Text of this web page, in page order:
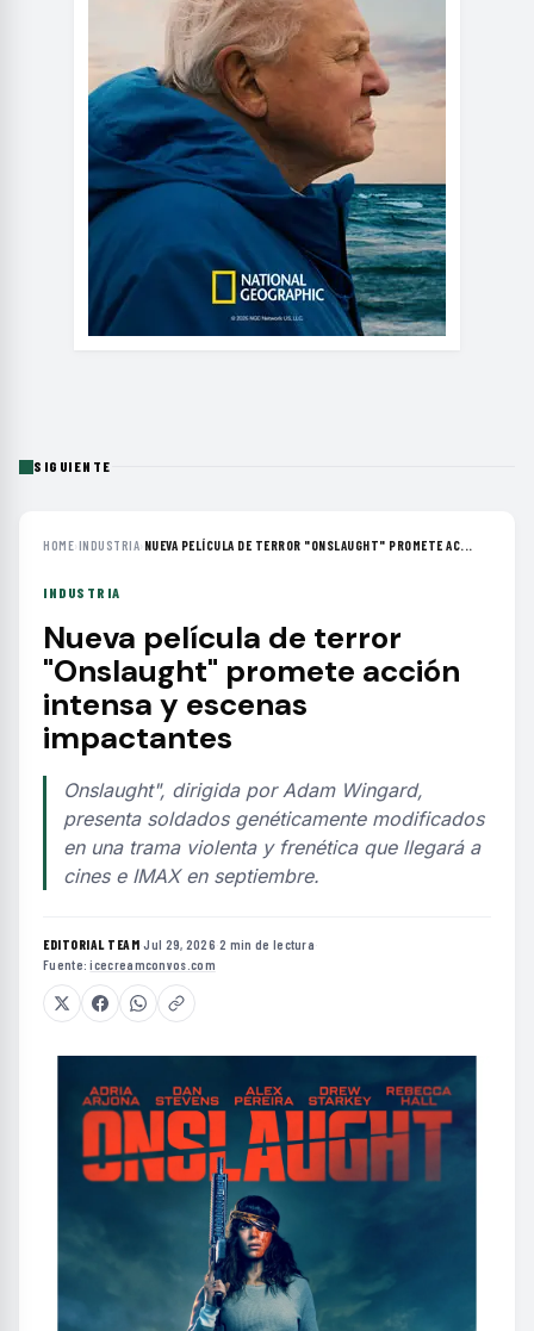
SIGUIENTE
HOME›INDUSTRIA› NUEVA PELÍCULA DE TERROR "ONSLAUGHT" PROMETE AC...
INDUSTRIA
Nueva película de terror
"Onslaught" promete acción
intensa y escenas
impactantes
Onslaught", dirigida por Adam Wingard,
presenta soldados genéticamente modificados
en una trama violenta y frenética que llegará a
cines e IMAX en septiembre.
EDITORIAL TEAM·Jul 29, 2026·2 min de lectura·
Fuente:icecreamconvos.com